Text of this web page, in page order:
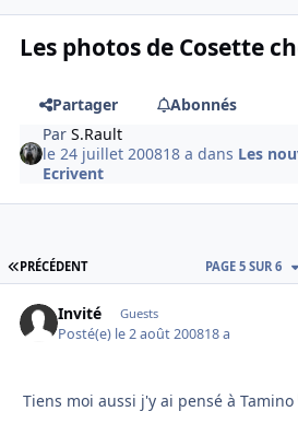
Les photos de Cosette
Partager
Abonnés
ParS.Rault
le 24 juillet 200818 a dans Les
Ecrivent
PREMIÈRE PAGE
PRÉCÉDENT PAGE 5 SUR 6
Invité Guests
Posté(e) le 2 août 200818 a
Tiens moi aussi j'y ai pensé à Tamino